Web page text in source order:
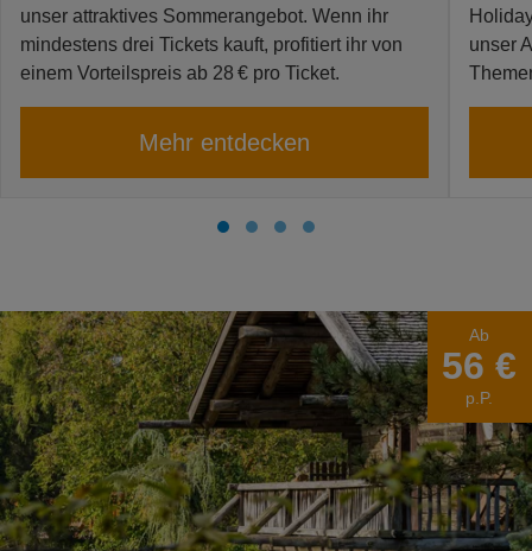
unser attraktives Sommerangebot. Wenn ihr
mindestens drei Tickets kauft, profitiert ihr von
einem Vorteilspreis ab 28 € pro Ticket.
Mehr entdecken
unser
Ab
56 €
p.P.